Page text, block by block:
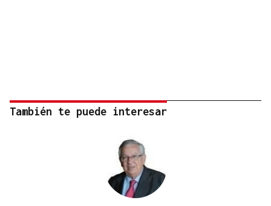
También te puede interesar